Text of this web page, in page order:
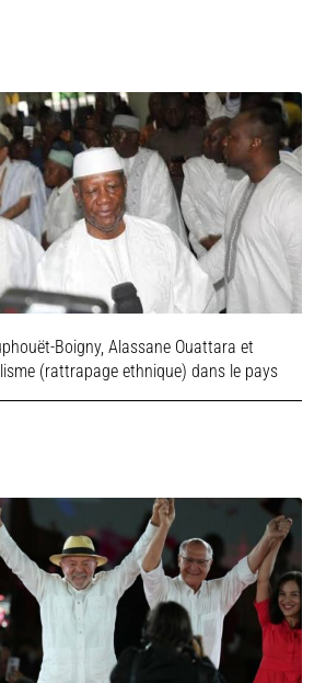
Boigny, Alassane Ouattara et
(rattrapage ethnique) dans le pays